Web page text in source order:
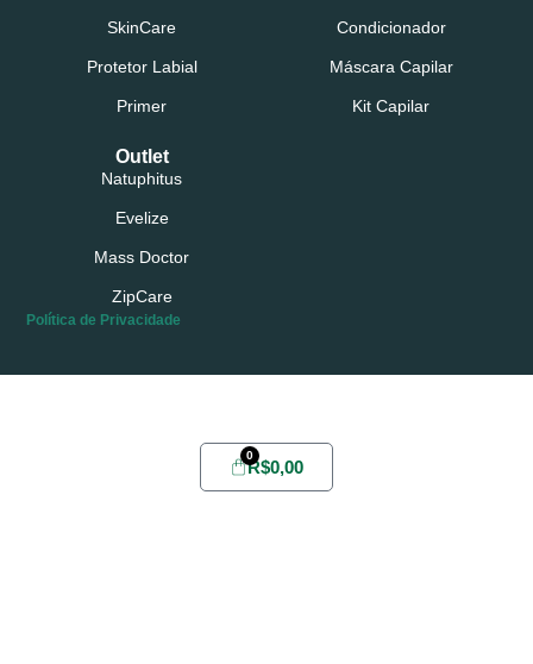
SkinCare
Protetor Labial
Primer
Condicionador
Máscara Capilar
Kit Capilar
Outlet
Natuphitus
Evelize
Mass Doctor
ZipCare
Política de Privacidade
R$0,00
0